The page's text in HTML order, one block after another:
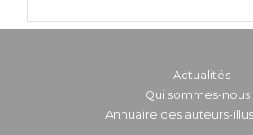
Actualités
Qui sommes-nous
Annuaire des auteurs-